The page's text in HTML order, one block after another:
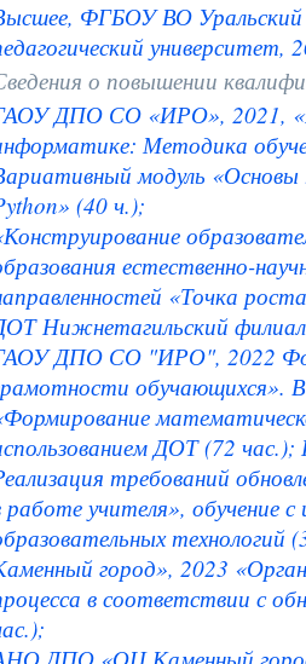
ФГБОУ ВО Уральский
университет,
о повышении
ДПО СО «ИРО», 2021,
Методика
модуль «Основы
(40 ч.);
естественно-
«Точка
Нижнетагильский
ДПО СО "ИРО", 2022
обучающихся».
ДОТ (72
требований
работе учителя», обучение
город», 2023
в соответствии с